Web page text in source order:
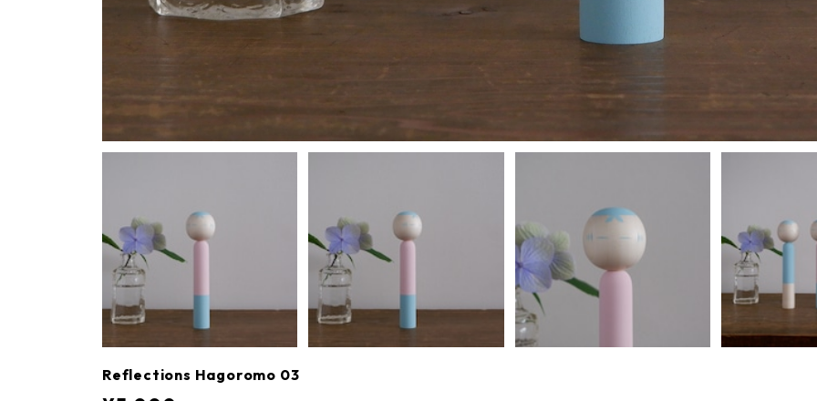
Reflections Hagoromo 03